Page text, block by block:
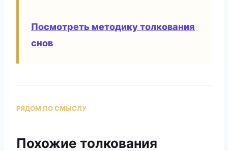
Посмотреть методику толкования
снов
РЯДОМ ПО СМЫСЛУ
Похожие толкования